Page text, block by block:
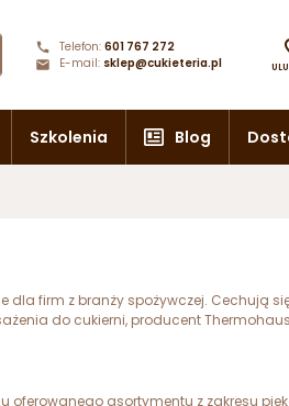
Telefon: 601 767 272
E-mail: sklep@cukieteria.pl
Szkolenia Blog
dla firm z branży spożywczej. Cechują
do cukierni, producent
asortymentu z zakresu